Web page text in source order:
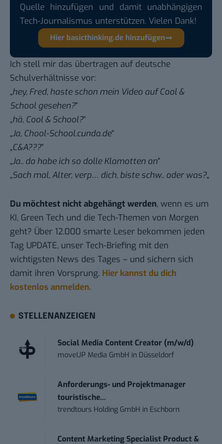
Quelle hinzufügen und damit unabhängigen
Tech-Journalismus unterstützen. Vielen Dank!
Hier basicthinking.de hinzufügen
Ich stell mir das übertragen auf deutsche
Schulverhältnisse vor:
„hey, Fred, haste schon mein Video auf Cool &
School gesehen?“
„hä, Cool & School?“
„Ja, Chool-School.cunda.de“
„C&A???“
„Ja.. da habe ich so dolle Klamotten an“
„Sach mal, Alter, verp… dich, biste schw.. oder was?„
Du möchtest nicht abgehängt werden, wenn es um
KI, Green Tech und die Tech-Themen von Morgen
geht? Über 12.000 smarte Leser bekommen jeden
Tag UPDATE, unser Tech-Briefing mit den
wichtigsten News des Tages – und sichern sich
damit ihren Vorsprung. Hier kannst du dich
kostenlos anmelden.
STELLENANZEIGEN
Social Media Content Creator (m/w/d)
moveUP Media GmbH in Düsseldorf
Anforderungs- und Projektmanager
touristische...
trendtours Holding GmbH in Eschborn
Content Marketing Specialist Product &